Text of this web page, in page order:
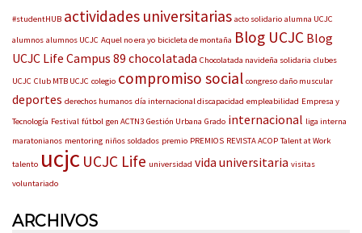
#studentHUB actividades universitarias acto solidario alumna UCJC
alumnos alumnos UCJC Aquel no era yo bicicleta de montaña Blog UCJC Blog
UCJC Life Campus 89 chocolatada Chocolatada navideña solidaria clubes
UCJC Club MTB UCJC colegio compromiso social congreso daño muscular
deportes derechos humanos día internacional discapacidad empleabilidad Empresa y
Tecnología Festival fútbol gen ACTN3 Gestión Urbana Grado internacional liga interna
maratonianos mentoring niños soldados premio PREMIOS REVISTA ACOP Talent at Work
talento ucjc UCJC Life universidad vida universitaria visitas
voluntariado
ARCHIVOS